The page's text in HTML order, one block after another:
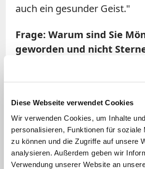
Diese Webseite verwendet Cookies
Wir verwenden Cookies, um Inhalte
personalisieren, Funktionen für soziale
zu können und die Zugriffe auf unsere
analysieren. Außerdem geben wir
Verwendung unserer Website an
auch ein gesunder Geist."
Frage: Warum sind Sie
geworden und nicht
Schon als
meinem Vater, der sehr gut
konnte, in die Töpfe
kam anders. Am höchsten
Kochkarriere, damals war ich
verspürte ich eine tiefe